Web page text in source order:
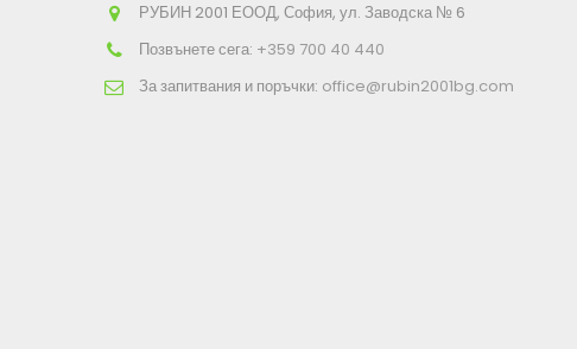
РУБИН 2001 ЕООД, София, ул. Заводска № 6
Позвънете сега: +359 700 40 440
За запитвания и поръчки: office@rubin2001bg.com